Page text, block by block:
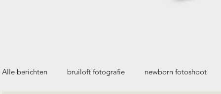
Alle berichten bruiloft fotografie newborn fotoshoot